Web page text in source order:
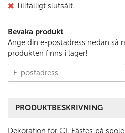
Tillfälligt slutsålt.
Bevaka produkt
Ange din e-postadress nedan så
produkten finns i lager!
PRODUKTBESKRIVNING
Dekoration för CI. Fästes på